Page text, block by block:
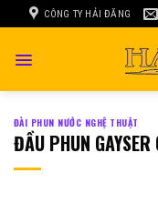
to
CÔNG TY HẢI ĐĂNG
ĐÀI PHUN NƯỚC NGHỆ THUẬT
ĐẦU PHUN